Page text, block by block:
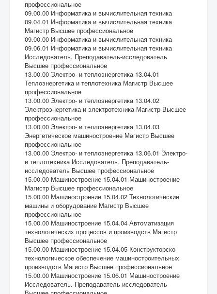
профессиональное
09.00.00 Информатика и вычислительная техника
09.04.01 Информатика и вычислительная техника
Магистр Высшее профессиональное
09.00.00 Информатика и вычислительная техника
09.06.01 Информатика и вычислительная техника
Исследователь. Преподаватель-исследователь
Высшее профессиональное
13.00.00 Электро- и теплоэнергетика 13.04.01
Теплоэнергетика и теплотехника Магистр Высшее
профессиональное
13.00.00 Электро- и теплоэнергетика 13.04.02
Электроэнергетика и электротехника Магистр Высшее
профессиональное
13.00.00 Электро- и теплоэнергетика 13.04.03
Энергетическое машиностроение Магистр Высшее
профессиональное
13.00.00 Электро- и теплоэнергетика 13.06.01 Электро-
и теплотехника Исследователь. Преподаватель-
исследователь Высшее профессиональное
15.00.00 Машиностроение 15.04.01 Машиностроение
Магистр Высшее профессиональное
15.00.00 Машиностроение 15.04.02 Технологические
машины и оборудование Магистр Высшее
профессиональное
15.00.00 Машиностроение 15.04.04 Автоматизация
технологических процессов и производств Магистр
Высшее профессиональное
15.00.00 Машиностроение 15.04.05 Конструкторско-
технологическое обеспечение машиностроительных
производств Магистр Высшее профессиональное
15.00.00 Машиностроение 15.06.01 Машиностроение
Исследователь. Преподаватель-исследователь